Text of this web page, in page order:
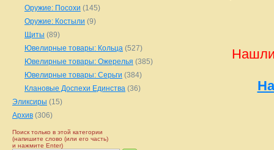
Нашли
Оружие: Посохи (145)
Оружие: Костыли (9)
Щиты (89)
Ювелирные товары: Кольца (527)
Ювелирные товары: Ожерелья (385)
Ювелирные товары: Серьги (384)
Клановые Доспехи Единства (36)
Эликсиры (15)
Архив (306)
Поиск только в этой категории
(напишите слово (или его часть)
и нажмите Enter)